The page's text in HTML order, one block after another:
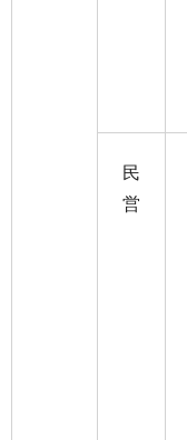
民
営